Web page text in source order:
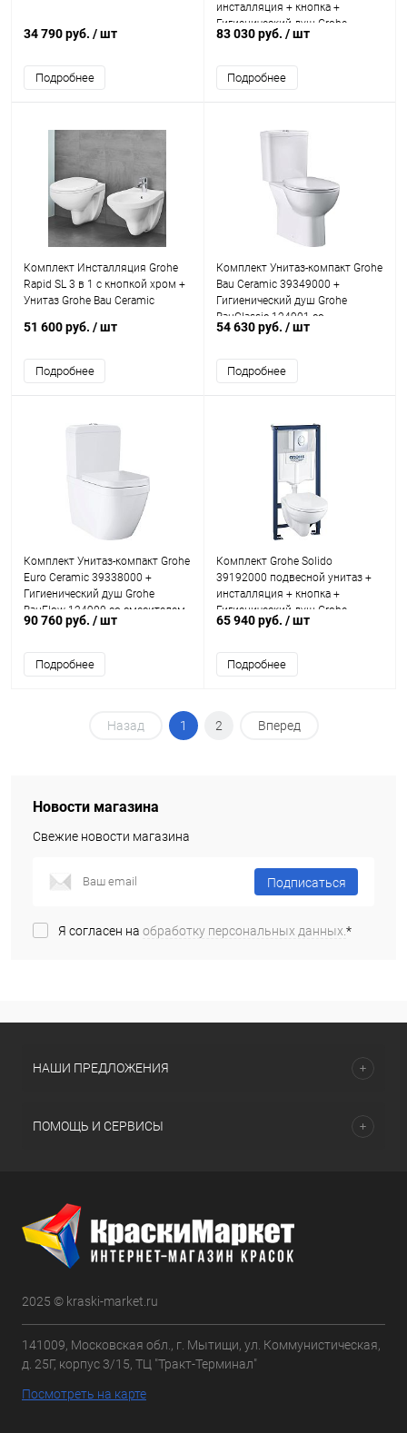
34 790 руб. / шт
Подробнее
инсталляция + кнопка +
Гигиенический душ Grohe
BauCurve 123072 со смесителем
83 030 руб. / шт
Подробнее
Комплект Инсталляция Grohe
Rapid SL 3 в 1 с кнопкой хром +
Унитаз Grohe Bau Ceramic
51 600 руб. / шт
Подробнее
Комплект Унитаз-компакт Grohe
Bau Ceramic 39349000 +
Гигиенический душ Grohe
BauClassic 124901 со
смесителем
54 630 руб. / шт
Подробнее
Комплект Унитаз-компакт Grohe
Euro Ceramic 39338000 +
Гигиенический душ Grohe
BauFlow 124900 со смесителем
90 760 руб. / шт
Подробнее
Комплект Grohe Solido
39192000 подвесной унитаз +
инсталляция + кнопка +
Гигиенический душ Grohe
BauClassic 124901 со
65 940 руб. / шт
Подробнее
Назад 1 2 Вперед
Новости магазина
Свежие новости магазина
Подписаться
Я согласен на обработку персональных данных.*
НАШИ ПРЕДЛОЖЕНИЯ
ПОМОЩЬ И СЕРВИСЫ
2025 © kraski-market.ru
141009, Московская обл., г. Мытищи, ул. Коммунистическая,
д. 25Г, корпус 3/15, ТЦ "Тракт-Терминал"
Посмотреть на карте